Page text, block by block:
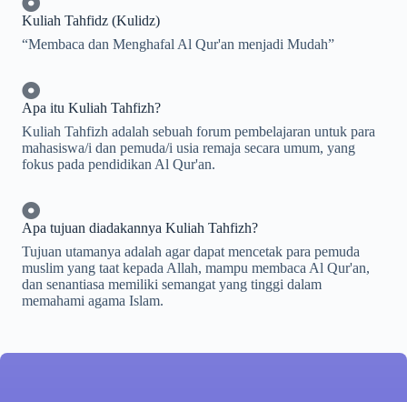
Kuliah Tahfidz (Kulidz)
“Membaca dan Menghafal Al Qur'an menjadi Mudah”
Apa itu Kuliah Tahfizh?
Kuliah Tahfizh adalah sebuah forum pembelajaran untuk para
mahasiswa/i dan pemuda/i usia remaja secara umum, yang
fokus pada pendidikan Al Qur'an.
Apa tujuan diadakannya Kuliah Tahfizh?
Tujuan utamanya adalah agar dapat mencetak para pemuda
muslim yang taat kepada Allah, mampu membaca Al Qur'an,
dan senantiasa memiliki semangat yang tinggi dalam
memahami agama Islam.